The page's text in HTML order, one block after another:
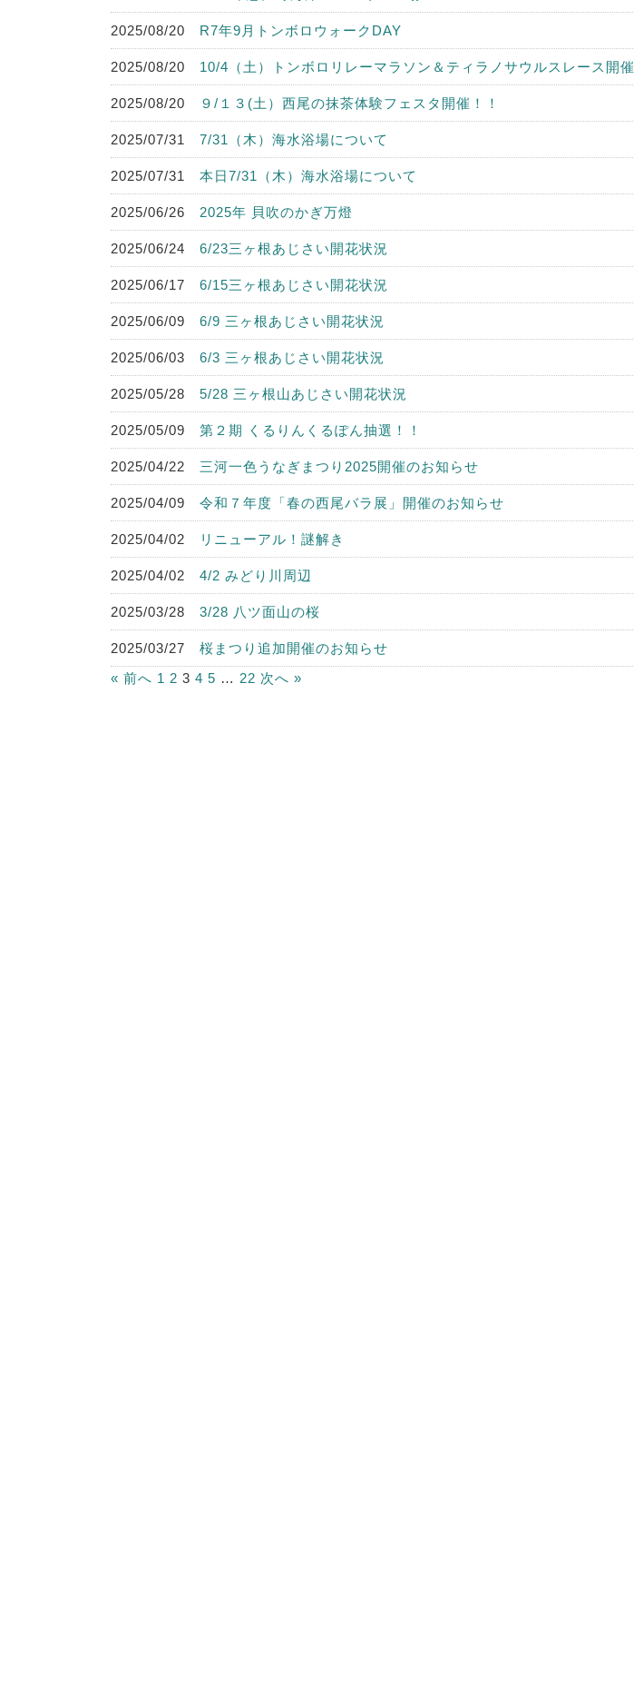
2025/08/20 R7年9月トンボロウォークDAY
2025/08/20 10/4（土）トンボロリレーマラソン＆ティラノサウルスレース開催
2025/08/20 ９/１３(土）西尾の抹茶体験フェスタ開催！！
2025/07/31 7/31（木）海水浴場について
2025/07/31 本日7/31（木）海水浴場について
2025/06/26 2025年 貝吹のかぎ万燈
2025/06/24 6/23三ヶ根あじさい開花状況
2025/06/17 6/15三ヶ根あじさい開花状況
2025/06/09 6/9 三ヶ根あじさい開花状況
2025/06/03 6/3 三ヶ根あじさい開花状況
2025/05/28 5/28 三ヶ根山あじさい開花状況
2025/05/09 第２期 くるりんくるぽん抽選！！
2025/04/22 三河一色うなぎまつり2025開催のお知らせ
2025/04/09 令和７年度「春の西尾バラ展」開催のお知らせ
2025/04/02 リニューアル！謎解き
2025/04/02 4/2 みどり川周辺
2025/03/28 3/28 八ツ面山の桜
2025/03/27 桜まつり追加開催のお知らせ
« 前へ 1 2 3 4 5 … 22 次へ »